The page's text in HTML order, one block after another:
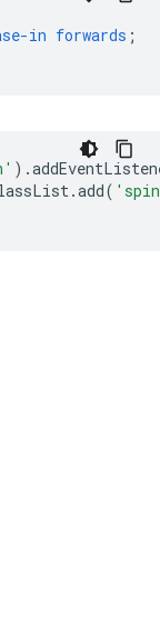
in forwards ;
).
.add(